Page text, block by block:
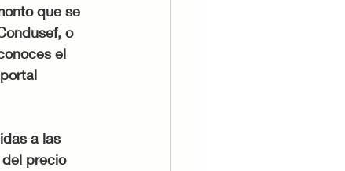
que se
o
el
a las
precio